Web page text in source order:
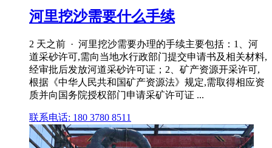
河里挖沙需要什么手续
2 天之前 · 河里挖沙需要办理的手续主要包括：1、河
道采砂许可,需向当地水行政部门提交申请书及相关材料,
经审批后发放河道采砂许可证；2、矿产资源开采许可,
根据《中华人民共和国矿产资源法》规定,需取得相应资
质并向国务院授权部门申请采矿许可证 ...
联系电话: 180 3780 8511